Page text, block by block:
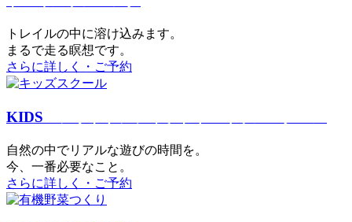
トレイルの中に溶け込みます。
まるで⾛る瞑想です。
さらに詳しく・ご予約
KIDS
⾃然の中でリアルな遊びの時間を。
今、⼀番必要なこと。
さらに詳しく・ご予約